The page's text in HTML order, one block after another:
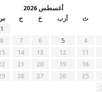
أغسطس 2026
ث أرب خ ج
1
4
5
6
7
8
11
12
13
14
18
19
20
21
25
26
27
28